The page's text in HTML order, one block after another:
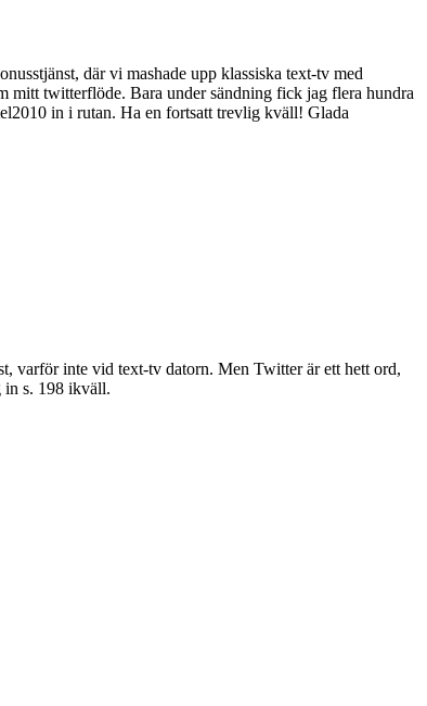
där vi mashade upp klassiska text-tv med
mitt twitterflöde. Bara under sändning fick jag flera hundra
in i rutan. Ha en fortsatt trevlig kväll! Glada
varför inte vid text-tv datorn. Men Twitter är ett hett ord,
in s. 198 ikväll.